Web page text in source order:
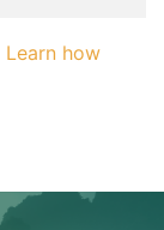
Learn how